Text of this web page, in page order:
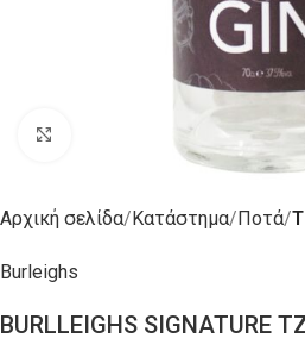
Click to enlarge
Αρχική σελίδα Κατάστημα Ποτά
Burleighs
BURLLEIGHS SIGNATURE